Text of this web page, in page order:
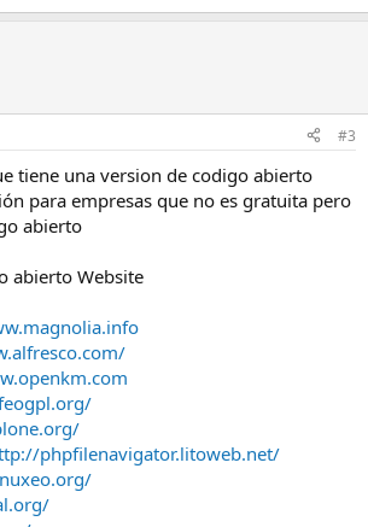
#3
tiene una version de codigo abierto
para empresas que no es gratuita pero
abierto
abierto Website
phpfilenavigator.litoweb.net/